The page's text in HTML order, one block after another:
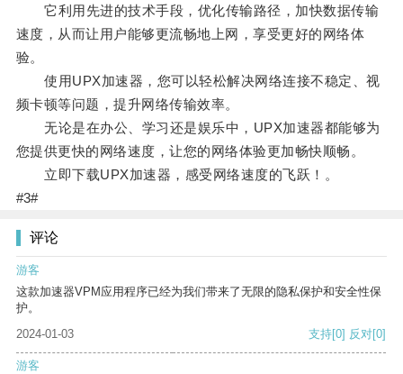
它利用先进的技术手段，优化传输路径，加快数据传输
速度，从而让用户能够更流畅地上网，享受更好的网络体
验。
使用UPX加速器，您可以轻松解决网络连接不稳定、视
频卡顿等问题，提升网络传输效率。
无论是在办公、学习还是娱乐中，UPX加速器都能够为
您提供更快的网络速度，让您的网络体验更加畅快顺畅。
立即下载UPX加速器，感受网络速度的飞跃！。
#3#
评论
游客
这款加速器VPM应用程序已经为我们带来了无限的隐私保护和安全性保
护。
2024-01-03
支持[0] 反对[0]
游客